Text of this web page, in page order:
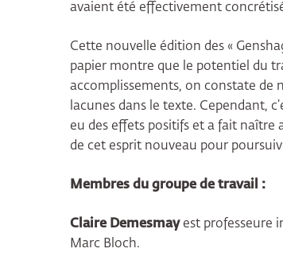
avaient été effectivement
Cette nouvelle édition des «
papier montre que le potentiel du
accomplissements, on constate de
lacunes dans le texte. Cependant,
eu des effets positifs et a fait
de cet esprit nouveau pour
Membres du groupe de travail :
Claire Demesmayest professeure
Marc Bloch.